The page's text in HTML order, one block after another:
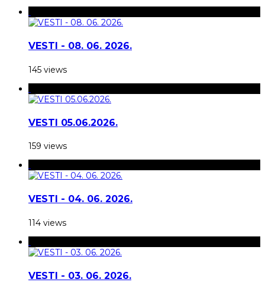
VESTI - 08. 06. 2026.
145 views
VESTI 05.06.2026.
159 views
VESTI - 04. 06. 2026.
114 views
VESTI - 03. 06. 2026.